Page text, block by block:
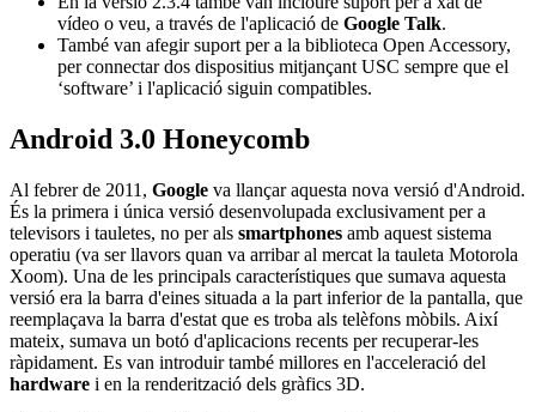
vídeo o veu, a través de l'aplicació de Google Talk.
També van afegir suport per a la biblioteca Open Accessory,
per connectar dos dispositius mitjançant USC sempre que el
‘software’ i l'aplicació siguin compatibles.
Android 3.0 Honeycomb
Al febrer de 2011, Google va llançar aquesta nova versió d'Android.
És la primera i única versió desenvolupada exclusivament per a
televisors i tauletes, no per als smartphones amb aquest sistema
operatiu (va ser llavors quan va arribar al mercat la tauleta Motorola
Xoom). Una de les principals característiques que sumava aquesta
versió era la barra d'eines situada a la part inferior de la pantalla, que
reemplaçava la barra d'estat que es troba als telèfons mòbils. Així
mateix, sumava un botó d'aplicacions recents per recuperar-les
ràpidament. Es van introduir també millores en l'acceleració del
hardware i en la renderització dels gràfics 3D.